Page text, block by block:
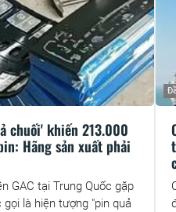
chuối' khiến 213.000
Hãng sản xuất phải
GAC tại Trung Quốc gặp
là hiện tượng "pin quả